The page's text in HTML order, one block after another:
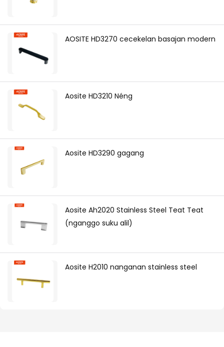
AOSITE HD3270 cecekelan basajan modern
Aosite HD3210 Néng
Aosite HD3290 gagang
Aosite Ah2020 Stainless Steel Teat Teat
(nganggo suku alil)
Aosite H2010 nanganan stainless steel